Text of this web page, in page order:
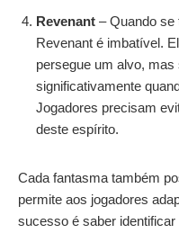
Revenant – Quando se
Revenant é imbatível.
persegue um alvo,
significativamente
Jogadores precisam
deste espírito.
Cada fantasma também
permite aos jogadores
sucesso é saber